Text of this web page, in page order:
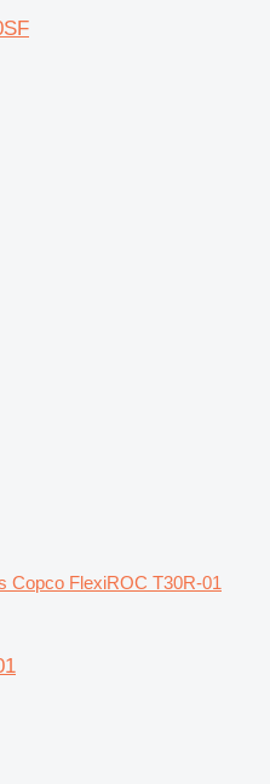
Copco FlexiROC T30R-01